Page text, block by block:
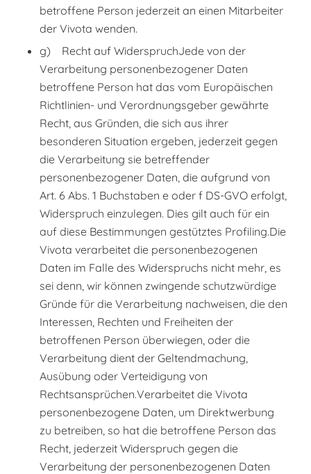
betroffene Person jederzeit an einen Mitarbeiter
der Vivota wenden.
g) Recht auf WiderspruchJede von der
Verarbeitung personenbezogener Daten
betroffene Person hat das vom Europäischen
Richtlinien- und Verordnungsgeber gewährte
Recht, aus Gründen, die sich aus ihrer
besonderen Situation ergeben, jederzeit gegen
die Verarbeitung sie betreffender
personenbezogener Daten, die aufgrund von
Art. 6 Abs. 1 Buchstaben e oder f DS-GVO erfolgt,
Widerspruch einzulegen. Dies gilt auch für ein
auf diese Bestimmungen gestütztes Profiling.Die
Vivota verarbeitet die personenbezogenen
Daten im Falle des Widerspruchs nicht mehr, es
sei denn, wir können zwingende schutzwürdige
Gründe für die Verarbeitung nachweisen, die den
Interessen, Rechten und Freiheiten der
betroffenen Person überwiegen, oder die
Verarbeitung dient der Geltendmachung,
Ausübung oder Verteidigung von
Rechtsansprüchen.Verarbeitet die Vivota
personenbezogene Daten, um Direktwerbung
zu betreiben, so hat die betroffene Person das
Recht, jederzeit Widerspruch gegen die
Verarbeitung der personenbezogenen Daten